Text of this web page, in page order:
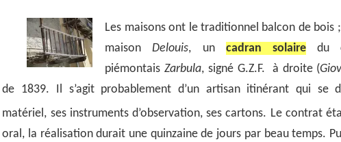
Les maisons ont le traditionnel balcon de bois
maisonDelouis, un cadran solairedu
piémontaisZarbula, signé G.Z.F. à droite (
de 1839. Il s’agit probablement d’un artisan itinérant qui se
matériel, ses instruments d’observation, ses cartons. Le contrat
oral, la réalisation durait une quinzaine de jours par beau temps.